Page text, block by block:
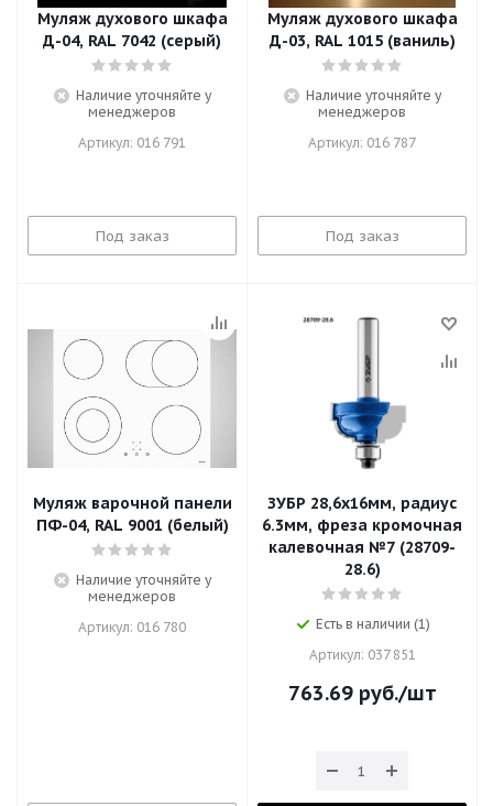
Муляж духового шкафа
Д-04, RAL 7042 (серый)
Наличие уточняйте у
менеджеров
Артикул: 016 791
Под заказ
Муляж духового шкафа
Д-03, RAL 1015 (ваниль)
Наличие уточняйте у
менеджеров
Артикул: 016 787
Под заказ
Муляж варочной панели
ПФ-04, RAL 9001 (белый)
Наличие уточняйте у
менеджеров
Артикул: 016 780
ЗУБР 28,6x16мм, радиус
6.3мм, фреза кромочная
калевочная №7 (28709-
28.6)
Есть в наличии (1)
Артикул: 037 851
763.69руб./шт